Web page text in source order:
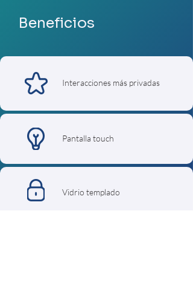
Beneficios
Interacciones más privadas
Pantalla touch
Vidrio templado